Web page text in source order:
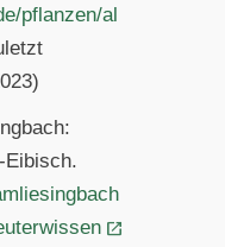
pflanzen/al
Eibisch.